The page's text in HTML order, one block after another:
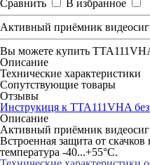
Сравнить
В избранное
Активный приёмник
Вы можете купить
Описание
Технические характеристики
Сопутствующие товары
Отзывы
Инструкиця к TTA111VHA
Описание
Активный приёмник
Встроенная защита от
температура -40...+55°C.